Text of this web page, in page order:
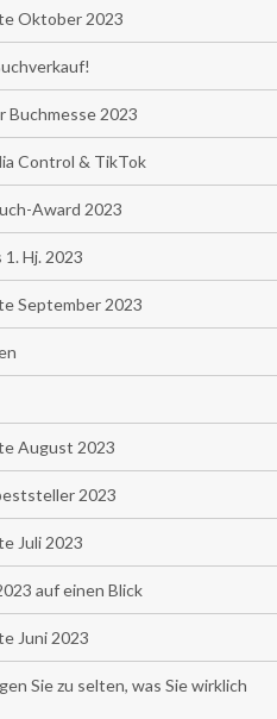
Oktober 2023
Buchmesse 2023
Control & TikTok
Award 2023
Hj. 2023
September 2023
August 2023
2023
Juli 2023
auf einen Blick
Juni 2023
Sie zu selten, was Sie wirklich